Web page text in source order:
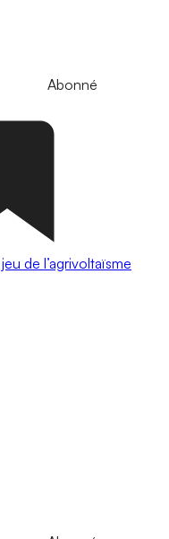
Abonné
de l’agrivoltaïsme